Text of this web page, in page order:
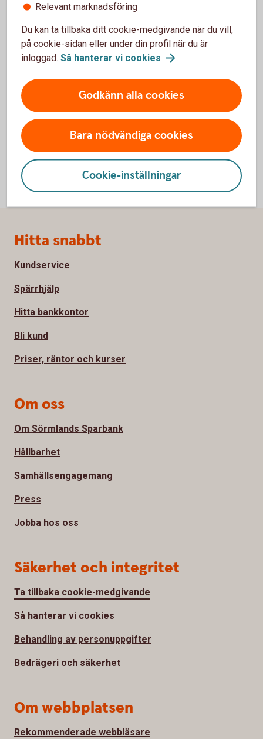
Besök oss
Välkommen till ett av våra kontor så hjälper vi dig.
Relevant marknadsföring
Du kan ta tillbaka ditt cookie-medgivande när du vill,
på cookie-sidan eller under din profil när du är
inloggad. Så hanterar vi cookies .
Godkänn alla cookies
Bara nödvändiga cookies
Cookie-inställningar
Sidfot
Hitta snabbt
Kundservice
Spärrhjälp
Hitta bankkontor
Bli kund
Priser, räntor och kurser
Om oss
Om Sörmlands Sparbank
Hållbarhet
Samhällsengagemang
Press
Jobba hos oss
Säkerhet och integritet
Ta tillbaka cookie-medgivande
Så hanterar vi cookies
Behandling av personuppgifter
Bedrägeri och säkerhet
Om webbplatsen
Rekommenderade webbläsare